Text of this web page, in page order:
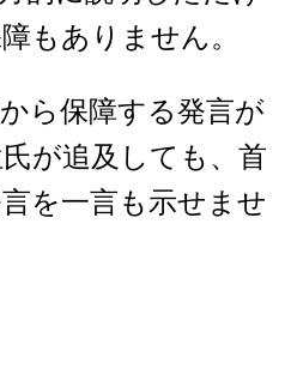
もありません。
ら保障する発言が
が追及しても、首
を一言も示せませ